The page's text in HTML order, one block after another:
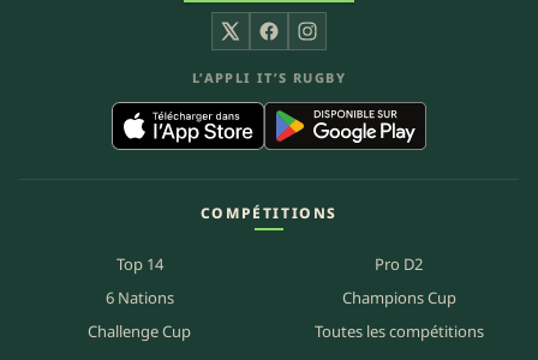
X FacebookInstagram
L’APPLI IT’S RUGBY
COMPÉTITIONS
Top 14
Pro D2
6 Nations
Champions Cup
Challenge Cup
Toutes les compétitions